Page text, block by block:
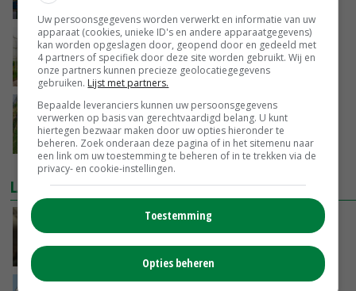
Foodlab komt met creatieve oplossingen
voor teeltondersteuning
25-03-2021
Drone telt bloemen en voorspelt
aardbeienoogst
16-02-2021
LAATSTE NIEUWS
‘Samenwerking A-ware en Amalthea gaat
zorgen voor meer balans’
Uw persoonsgegevens worden verwerkt en informatie van uw
apparaat (cookies, unieke ID's en andere apparaatgegevens)
kan worden opgeslagen door, geopend door en gedeeld met
4 partners of specifiek door deze site worden gebruikt. Wij en
onze partners kunnen precieze geolocatiegegevens
gebruiken. Lijst met partners.
Bepaalde leveranciers kunnen uw persoonsgegevens
verwerken op basis van gerechtvaardigd belang. U kunt
hiertegen bezwaar maken door uw opties hieronder te
beheren. Zoek onderaan deze pagina of in het sitemenu naar
een link om uw toestemming te beheren of in te trekken via de
privacy- en cookie-instellingen.
Toestemming
Opties beheren